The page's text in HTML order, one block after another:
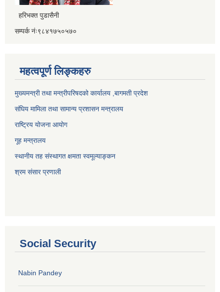
हरिभक्त पुडासैनी
सम्पर्क नंः९८४१७५०५७०
महत्वपूर्ण लिङ्कहरु
मुख्यमन्त्री तथा मन्त्रीपरिषदको कार्यालय ,बागमती प्रदेश
संघिय मामिला तथा सामान्य प्रशासन मन्त्रालय
राष्ट्रिय योजना आयोग
गूह मन्त्रालय
स्थानीय तह संस्थागत क्षमता स्वमूल्याङ्कन
श्रम संसार प्रणाली
Social Security
Nabin Pandey